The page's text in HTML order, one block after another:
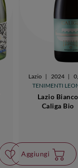
Lazio | 2024 |
TENIMENTI
Lazio Bianco
Caliga Bio
Aggiungi